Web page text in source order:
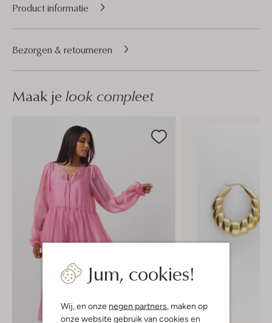
Jum, cookies!
Wij, en onze negen partners, maken op
onze website gebruik van cookies en
Product informatie
Bezorgen & retourneren
Maak je look compleet